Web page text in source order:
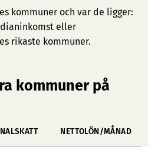
kommuner och var de ligger:
eller
rikaste kommuner.
kommuner på
NETTOLÖN/MÅNAD